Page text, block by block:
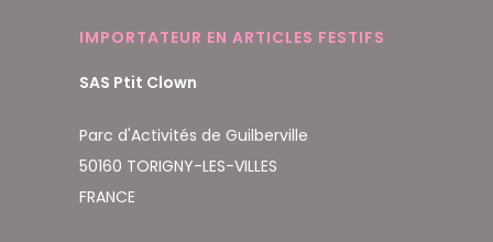
IMPORTATEUR EN ARTICLES FESTIFS
SAS Ptit Clown
Parc d'Activités de Guilberville
50160 TORIGNY-LES-VILLES
FRANCE